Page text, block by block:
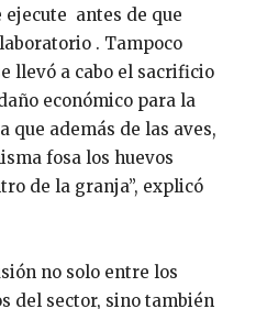
ejecute antes de que
. Tampoco
llevó a cabo el sacrificio
económico para la
que además de las aves,
fosa los huevos
de la granja”, explicó
no solo entre los
del sector, sino también